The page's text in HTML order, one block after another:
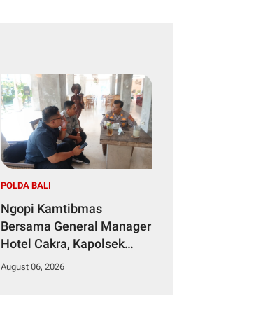
POLDA BALI
Ngopi Kamtibmas
Bersama General Manager
Hotel Cakra, Kapolsek
Dentim Perkuat Sinergi
August 06, 2026